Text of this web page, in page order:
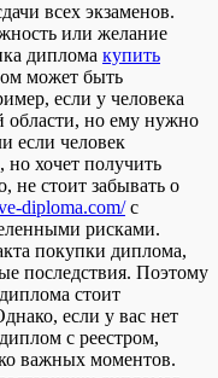
всех экзаменов.
или желание
диплома купить
может быть
если у человека
области, но ему нужно
если человек
но хочет получить
не стоит забывать о
diploma.com/с
рисками.
покупки диплома,
последствия. Поэтому
стоит
если у вас нет
с реестром,
важных моментов.